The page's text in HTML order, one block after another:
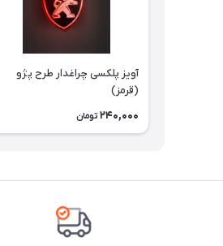
آویز پلکسی چراغدار طرح پژو
(قرمز)
240,000 تومان